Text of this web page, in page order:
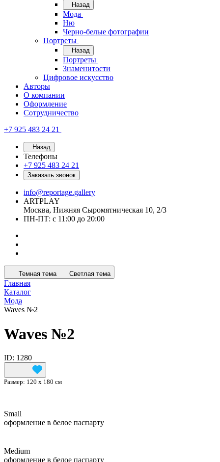
Назад
Мода
Ню
Черно-белые фотографии
Портреты
Назад
Портреты
Знаменитости
Цифровое искусство
Авторы
О компании
Оформление
Сотрудничество
+7 925 483 24 21
Назад
Телефоны
+7 925 483 24 21
Заказать звонок
info@reportage.gallery
ARTPLAY
Москва, Нижняя Сыромятническая 10, 2/3
ПН-ПТ: с 11:00 до 20:00
Темная тема Светлая тема
Главная
Каталог
Мода
Waves №2
Waves №2
ID: 1280
Размер: 120 х 180 см
Small
оформление в белое паспарту
Medium
оформление в белое паспарту